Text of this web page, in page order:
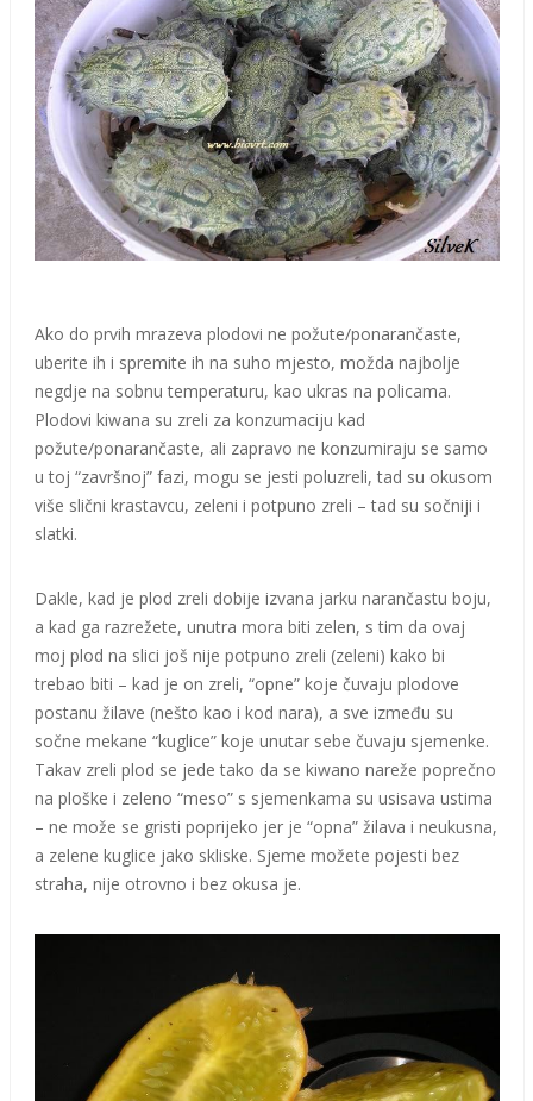
Ako do prvih mrazeva plodovi ne požute/ponarančaste,
uberite ih i spremite ih na suho mjesto, možda najbolje
negdje na sobnu temperaturu, kao ukras na policama.
Plodovi kiwana su zreli za konzumaciju kad
požute/ponarančaste, ali zapravo ne konzumiraju se samo
u toj “završnoj” fazi, mogu se jesti poluzreli, tad su okusom
više slični krastavcu, zeleni i potpuno zreli – tad su sočniji i
slatki.
Dakle, kad je plod zreli dobije izvana jarku narančastu boju,
a kad ga razrežete, unutra mora biti zelen, s tim da ovaj
moj plod na slici još nije potpuno zreli (zeleni) kako bi
trebao biti – kad je on zreli, “opne” koje čuvaju plodove
postanu žilave (nešto kao i kod nara), a sve između su
sočne mekane “kuglice” koje unutar sebe čuvaju sjemenke.
Takav zreli plod se jede tako da se kiwano nareže poprečno
na ploške i zeleno “meso” s sjemenkama su usisava ustima
– ne može se gristi poprijeko jer je “opna” žilava i neukusna,
a zelene kuglice jako skliske. Sjeme možete pojesti bez
straha, nije otrovno i bez okusa je.